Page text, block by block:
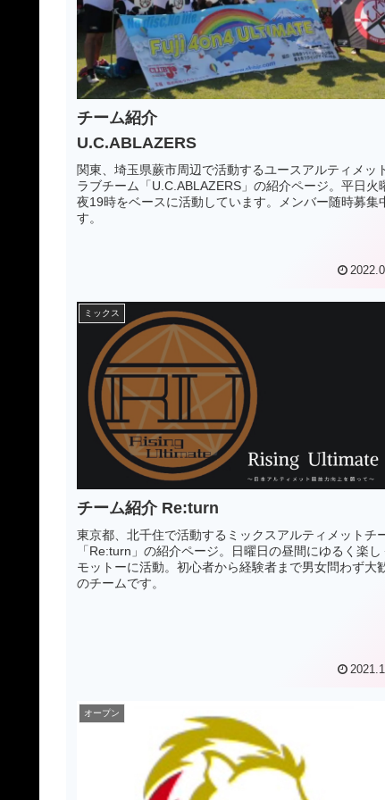
チーム紹介
U.C.ABLAZERS
関東、埼玉県蕨市周辺で活動するユースアルティメッ
ラブチーム「U.C.ABLAZERS」の紹介ページ。平日火
夜19時をベースに活動しています。メンバー随時募集
す。
ミックス
チーム紹介 Re:turn
東京都、北千住で活動するミックスアルティメットチ
「Re:turn」の紹介ページ。日曜日の昼間にゆるく楽し
モットーに活動。初心者から経験者まで男女問わず大
のチームです。
オープン